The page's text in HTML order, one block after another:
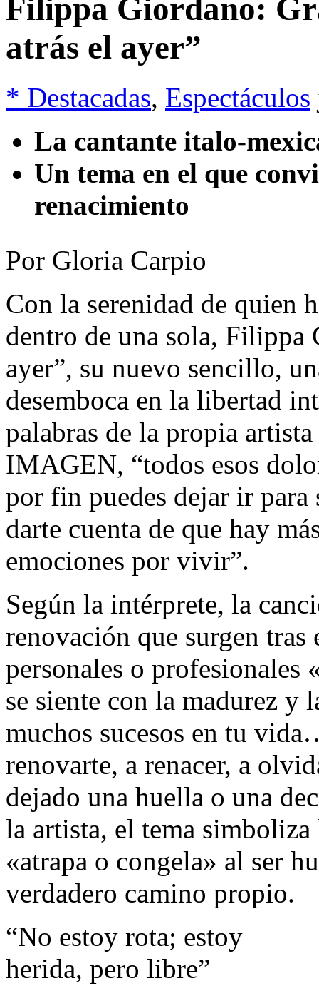
Filippa Giordano:
atrás el ayer”
* Destacadas, Espectáculos
La cantante italo-
Un tema en el que
renacimiento
Por Gloria Carpio
Con la serenidad de quien
dentro de una sola, Filippa
ayer”, su nuevo sencillo,
desemboca en la libertad
palabras de la propia
IMAGEN, “todos esos
por fin puedes dejar ir para
darte cuenta de que hay
emociones por vivir”.
Según la intérprete, la
renovación que surgen tras
personales o profesionales
se siente con la madurez y
muchos sucesos en tu
renovarte, a renacer, a
dejado una huella o una
la artista, el tema
«atrapa o congela» al ser
verdadero camino propio.
“No estoy rota; estoy
herida, pero libre”